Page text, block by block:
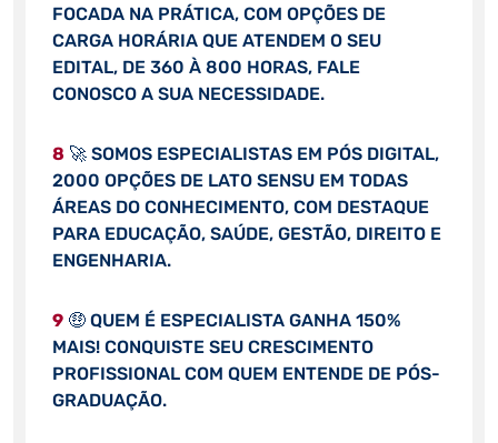
FOCADA NA PRÁTICA, COM OPÇÕES DE
CARGA HORÁRIA QUE ATENDEM O SEU
EDITAL, DE 360 À 800 HORAS, FALE
CONOSCO A SUA NECESSIDADE.
8 🚀 SOMOS ESPECIALISTAS EM PÓS DIGITAL,
2000 OPÇÕES DE LATO SENSU EM TODAS
ÁREAS DO CONHECIMENTO, COM DESTAQUE
PARA EDUCAÇÃO, SAÚDE, GESTÃO, DIREITO E
ENGENHARIA.
9🤑 QUEM É ESPECIALISTA GANHA 150%
MAIS! CONQUISTE SEU CRESCIMENTO
PROFISSIONAL COM QUEM ENTENDE DE PÓS-
GRADUAÇÃO.